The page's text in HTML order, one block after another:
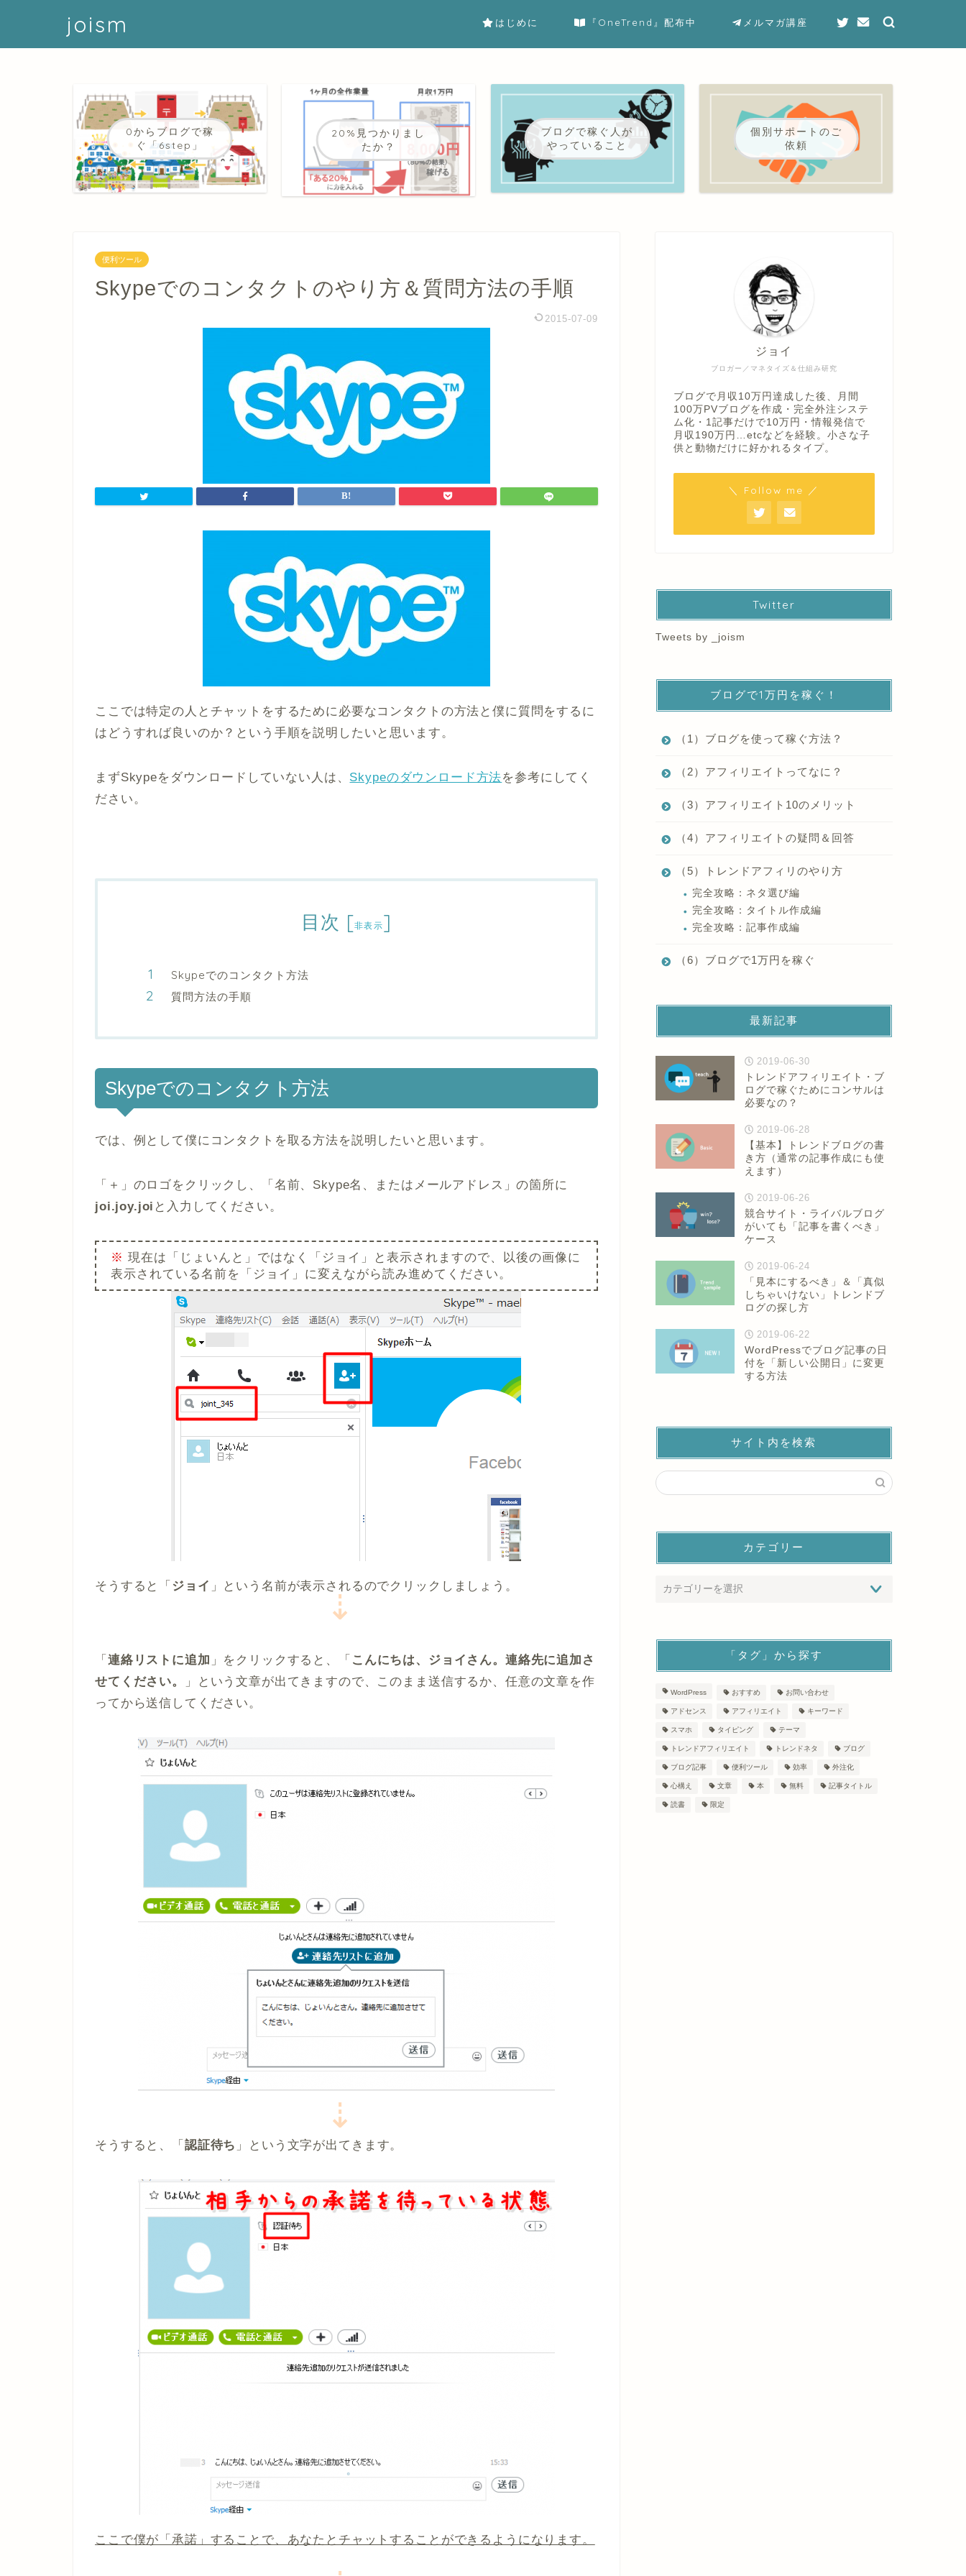
joism はじめに 『OneTrend』配布中 メルマガ講座
0からブログで稼
ぐ「6step」
20%見つかりまし
たか？
ブログで稼ぐ人が
やっていること
個別サポートのご
依頼
便利ツール
Skypeでのコンタクトのやり方＆質問方法の手順
2015-07-09
ここでは特定の人とチャットをするために必要なコンタクトの方法と僕に質問をするに
はどうすれば良いのか？という手順を説明したいと思います。
まずSkypeをダウンロードしていない人は、 Skypeのダウンロード方法を参考にしてく
ださい。
目次 [非表示]
Skypeでのコンタクト方法
質問方法の手順
Skypeでのコンタクト方法
では、例として僕にコンタクトを取る方法を説明したいと思います。
「＋」のロゴをクリックし、「名前、Skype名、またはメールアドレス」の箇所に
joi.joy.joi と入力してください。
※ 現在は「じょいんと」ではなく「ジョイ」と表示されますので、以後の画像に
表示されている名前を「ジョイ」に変えながら読み進めてください。
そうすると「 ジョイ 」という名前が表示されるのでクリックしましょう。
⇣
「 連絡リストに追加 」をクリックすると、「 こんにちは、ジョイさん。連絡先に追加さ
せてください。
」という文章が出てきますので、このまま送信するか、任意の文章を作
ってから送信してください。
⇣
そうすると、「 認証待ち 」という文字が出てきます。
ここで僕が「承諾」することで、あなたとチャットすることができるようになります。
ブロガー／マネタイズ＆仕組み研究
ジョイ
ブログで月収10万円達成した後、月間
100万PVブログを作成・完全外注システ
ム化・1記事だけで10万円・情報発信で
月収190万円…etcなどを経験。小さな子
供と動物だけに好かれるタイプ。
＼ Follow me ／
Twitter
Tweets by _joism
ブログで1万円を稼ぐ！
（1）ブログを使って稼ぐ方法？
（2）アフィリエイトってなに？
（3）アフィリエイト10のメリット
（4）アフィリエイトの疑問＆回答
（5）トレンドアフィリのやり方
完全攻略：ネタ選び編
完全攻略：タイトル作成編
完全攻略：記事作成編
（6）ブログで1万円を稼ぐ
最新記事
2019-06-30
トレンドアフィリエイト・ブ
ログで稼ぐためにコンサルは
必要なの？
2019-06-28
【基本】トレンドブログの書
き方（通常の記事作成にも使
えます）
2019-06-26
競合サイト・ライバルブログ
がいても「記事を書くべき」
ケース
2019-06-24
「見本にするべき」＆「真似
しちゃいけない」トレンドブ
ログの探し方
2019-06-22
WordPressでブログ記事の日
付を「新しい公開日」に変更
する方法
サイト内を検索
カテゴリー
「タグ」から探す
WordPress おすすめ お問い合わせ
アドセンス アフィリエイト キーワード
スマホ タイピング テーマ
トレンドアフィリエイト トレンドネタ ブログ
ブログ記事 便利ツール 効率 外注化
心構え 文章 本 無料 記事タイトル
読書 限定